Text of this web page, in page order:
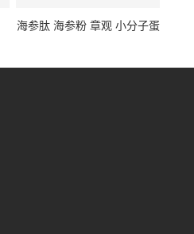
海参肽 海参粉 章观 小分子蛋